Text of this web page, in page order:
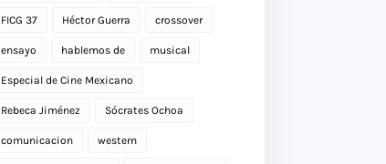
FICG 37 Héctor Guerra crossover
ensayo hablemos de musical
Especial de Cine Mexicano
Rebeca Jiménez Sócrates Ochoa
comunicacion western